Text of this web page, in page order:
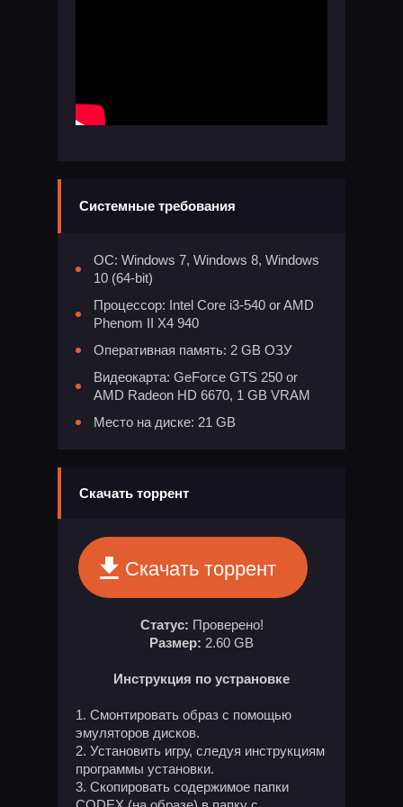
Системные требования
ОС: Windows 7, Windows 8, Windows
10 (64-bit)
Процессор: Intel Core i3-540 or AMD
Phenom II X4 940
Оперативная память: 2 GB ОЗУ
Видеокарта: GeForce GTS 250 or
AMD Radeon HD 6670, 1 GB VRAM
Место на диске: 21 GB
Скачать торрент
Скачать торрент
Статус: Проверено!
Размер: 2.60 GB
Инструкция по устрановке
Смонтировать образ с помощью
эмуляторов дисков.
Установить игру, следуя инструкциям
программы установки.
Скопировать содержимое папки